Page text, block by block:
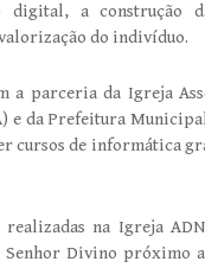
digital, a construção
do indivíduo.
a parceria da Igreja
e da Prefeitura
cursos de informática
realizadas na Igreja
Senhor Divino próximo